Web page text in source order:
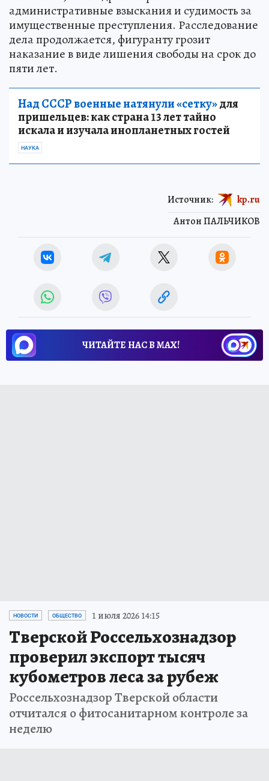
административные взыскания и судимость за
имущественные преступления. Расследование
дела продолжается, фигуранту грозит
наказание в виде лишения свободы на срок до
пяти лет.
Над СССР военные натянули «сетку»для
пришельцев: как страна 13 лет тайно
искала и изучала инопланетных гостей
НАУКА
Антон ПАЛЬЧИКОВ
Источник: kp.ru
ЧИТАЙТЕ НАС В МАХ!
НОВОСТИ ОБЩЕСТВО 1 июля 2026 14:15
Тверской Россельхознадзор
проверил экспорт тысяч
кубометров леса за рубеж
Россельхознадзор Тверской области
отчитался о фитосанитарном контроле за
неделю